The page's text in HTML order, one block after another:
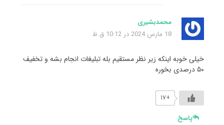
محمدبشیری
18 مارس 2024 در 10:12 ق.ظ
خیلی خوبه اینکه زیر نظر مستقیم بله تبلیغات انجام بشه و تخفیف
۵۰ درصدی بخوره
+۱۷
پاسخ